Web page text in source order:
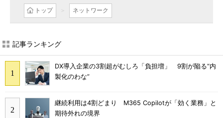
トップ ネットワーク
記事ランキング
DX導入企業の3割超がむしろ「負担増」 9割が陥る“内
製化のわな”
継続利用は4割どまり M365 Copilotが「効く業務」と
期待外れの境界